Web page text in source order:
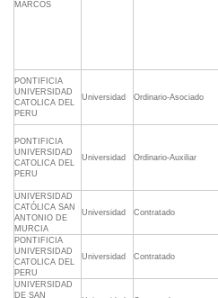
MARCOS
PONTIFICIA
UNIVERSIDAD
CATOLICA DEL
PERU
Universidad Ordinario-Asociado
PONTIFICIA
UNIVERSIDAD
CATOLICA DEL
PERU
Universidad Ordinario-Auxiliar
UNIVERSIDAD
CATÓLICA SAN
ANTONIO DE
MURCIA
Universidad Contratado
PONTIFICIA
UNIVERSIDAD
CATOLICA DEL
PERU
Universidad Contratado
UNIVERSIDAD
DE SAN